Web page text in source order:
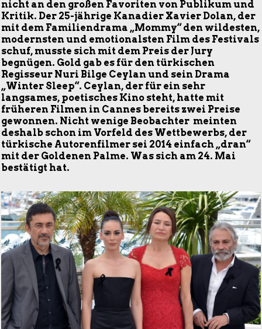
nicht an den großen Favoriten von Publikum und
Kritik. Der 25-jährige Kanadier Xavier Dolan, der
mit dem Familiendrama „Mommy“ den wildesten,
modernsten und emotionalsten Film des Festivals
schuf, musste sich mit dem Preis der Jury
begnügen. Gold gab es für den türkischen
Regisseur Nuri Bilge Ceylan und sein Drama
„Winter Sleep“. Ceylan, der für ein sehr
langsames, poetisches Kino steht, hatte mit
früheren Filmen in Cannes bereits zwei Preise
gewonnen. Nicht wenige Beobachter meinten
deshalb schon im Vorfeld des Wettbewerbs, der
türkische Autorenfilmer sei 2014 einfach „dran“
mit der Goldenen Palme. Was sich am 24. Mai
bestätigt hat.